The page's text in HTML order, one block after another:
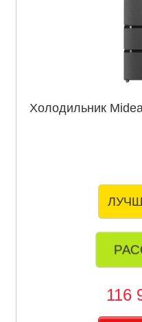
Холодильник
116